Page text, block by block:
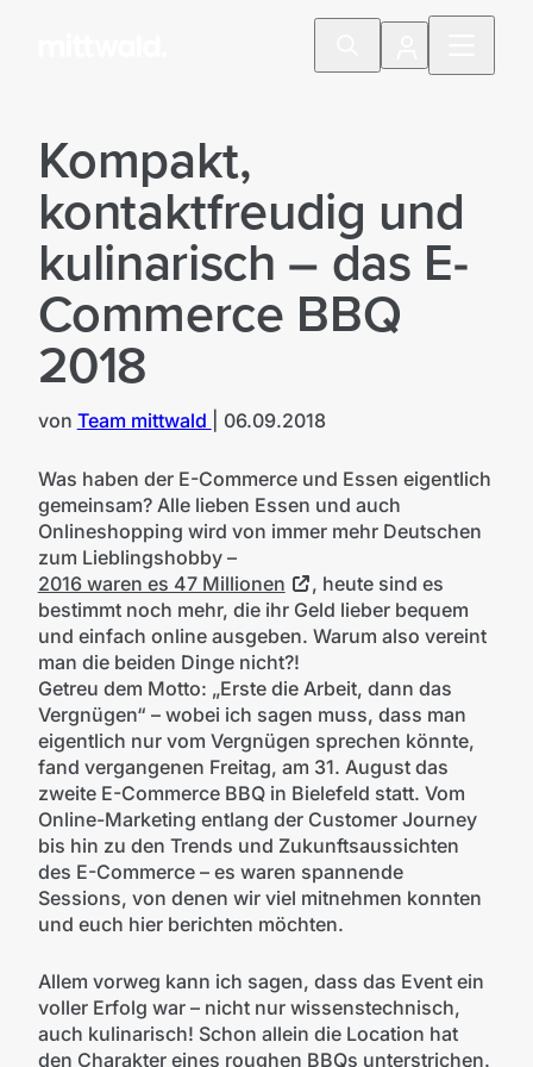
Kompakt,
kontaktfreudig und
kulinarisch – das E-
Commerce BBQ
2018
von Team mittwald 06.09.2018
Was haben der E-Commerce und Essen eigentlich
gemeinsam? Alle lieben Essen und auch
Onlineshopping wird von immer mehr Deutschen
zum Lieblingshobby –
2016 waren es 47 Millionen
, heute sind es
bestimmt noch mehr, die ihr Geld lieber bequem
und einfach online ausgeben. Warum also vereint
man die beiden Dinge nicht?!
Getreu dem Motto: „Erste die Arbeit, dann das
Vergnügen“ – wobei ich sagen muss, dass man
eigentlich nur vom Vergnügen sprechen könnte,
fand vergangenen Freitag, am 31. August das
zweite E-Commerce BBQ in Bielefeld statt. Vom
Online-Marketing entlang der Customer Journey
bis hin zu den Trends und Zukunftsaussichten
des E-Commerce – es waren spannende
Sessions, von denen wir viel mitnehmen konnten
und euch hier berichten möchten.
Allem vorweg kann ich sagen, dass das Event ein
voller Erfolg war – nicht nur wissenstechnisch,
auch kulinarisch! Schon allein die Location hat
den Charakter eines roughen BBQs unterstrichen.